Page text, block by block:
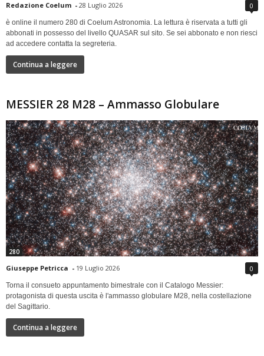
Redazione Coelum - 28 Luglio 2026 0
è online il numero 280 di Coelum Astronomia. La lettura è riservata a tutti gli
abbonati in possesso del livello QUASAR sul sito. Se sei abbonato e non riesci
ad accedere contatta la segreteria.
Continua a leggere
MESSIER 28 M28 – Ammasso Globulare
280
Giuseppe Petricca - 19 Luglio 2026 0
Torna il consueto appuntamento bimestrale con il Catalogo Messier:
protagonista di questa uscita è l'ammasso globulare M28, nella costellazione
del Sagittario.
Continua a leggere